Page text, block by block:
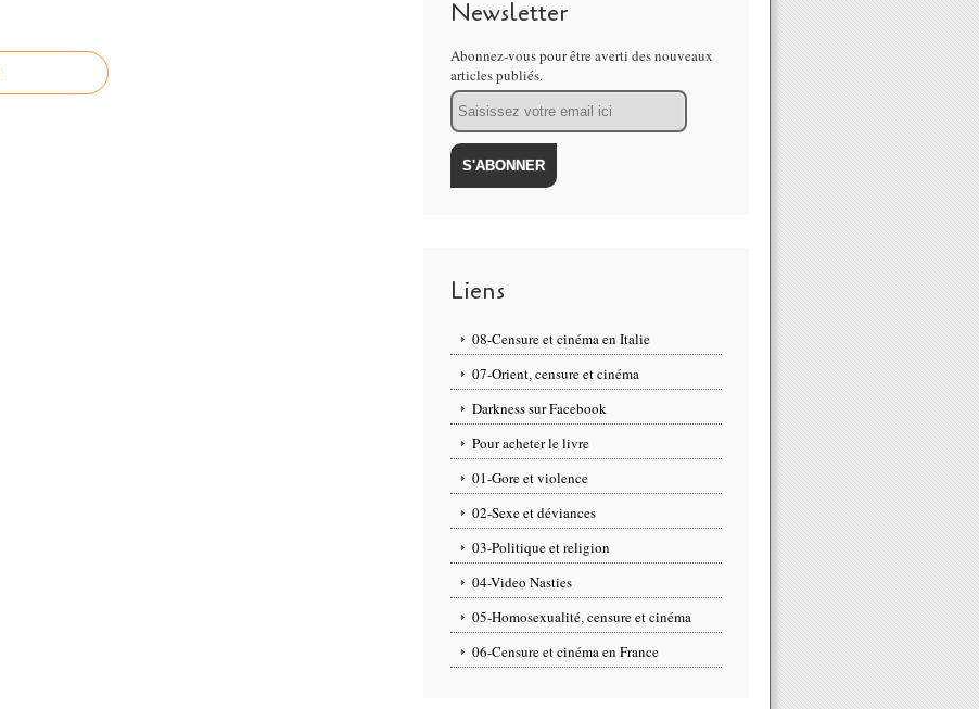
Newsletter
Abonnez-vous pour être averti des nouveaux
articles publiés.
Email
Liens
08-Censure et cinéma en Italie
07-Orient, censure et cinéma
Darkness sur Facebook
Pour acheter le livre
01-Gore et violence
02-Sexe et déviances
03-Politique et religion
04-Video Nasties
05-Homosexualité, censure et cinéma
06-Censure et cinéma en France